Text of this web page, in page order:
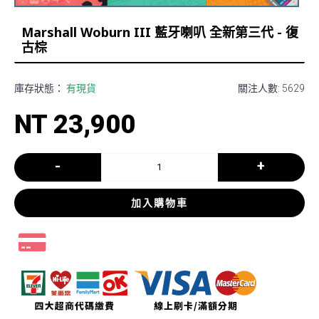
Marshall Woburn III 藍牙喇叭 全新第三代 - 復
古棕
關注人數: 5629
庫存狀態： 有現貨
NT 23,900
- +
加入購物車